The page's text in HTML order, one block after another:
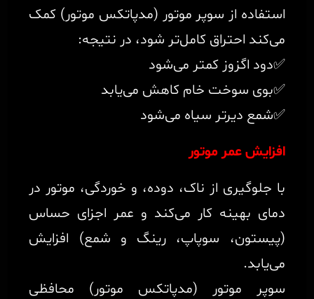
استفاده از سوپر موتور (مدپاتکس موتور) کمک
می‌کند احتراق کامل‌تر شود، در نتیجه:
✅دود اگزوز کمتر می‌شود
✅بوی سوخت خام کاهش می‌یابد
✅شمع دیرتر سیاه می‌شود
افزایش عمر موتور
با جلوگیری از ناک، دوده، و خوردگی، موتور در
دمای بهینه کار می‌کند و عمر اجزای حساس
(پیستون، سوپاپ، رینگ و شمع) افزایش
می‌یابد.
سوپر موتور (مدپاتکس موتور) محافظی